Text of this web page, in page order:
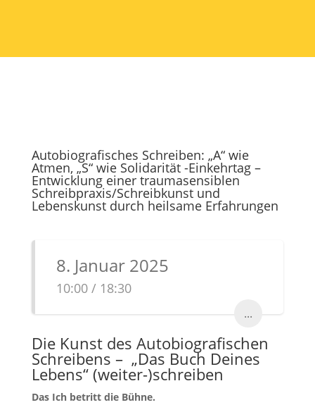
Autobiografisches Schreiben: „A“ wie
Atmen, „S“ wie Solidarität -Einkehrtag –
Entwicklung einer traumasensiblen
Schreibpraxis/Schreibkunst und
Lebenskunst durch heilsame Erfahrungen
8. Januar 2025
10:00 / 18:30
...
Die Kunst des Autobiografischen
Schreibens – „Das Buch Deines
Lebens“ (weiter-)schreiben
Das Ich betritt die Bühne.